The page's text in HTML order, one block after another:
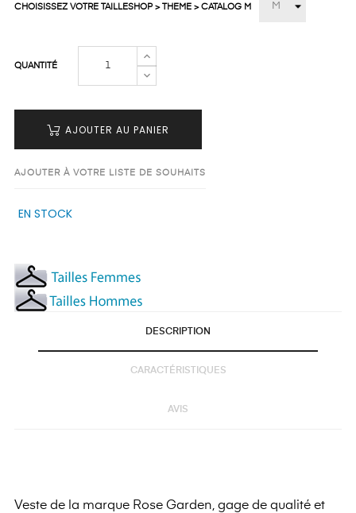
CHOISISSEZ VOTRE TAILLESHOP > THEME > CATALOG M
QUANTITÉ
AJOUTER AU PANIER
AJOUTER À VOTRE LISTE DE SOUHAITS
EN STOCK
DESCRIPTION
CARACTÉRISTIQUES
AVIS
Veste de la marque Rose Garden, gage de qualité et